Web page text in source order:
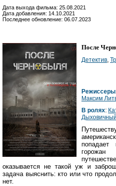
Дата выхода фильма: 25.08.2021
Дата добавления: 14.10.2021
Последнее обновление: 06.07.2023
После
Детектив,
Режиссеры
Максим
В ролях:
Дыховичный
попадает
оказывается не такой уж и
задача выяснить: кто или что
нет.